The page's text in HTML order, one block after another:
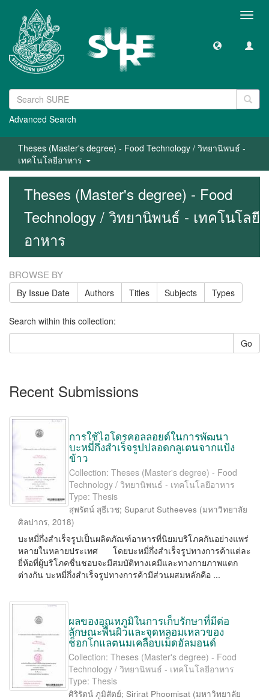
Advanced Search
Theses (Master's degree) - Food Technology / วิทยานิพนธ์ -
เทคโนโลยีอาหาร
Theses (Master's degree) - Food
Technology / วิทยานิพนธ์ - เทคโนโลยี
อาหาร
BROWSE BY
By Issue Date Authors Titles Subjects Types
Search within this collection:
Go
Recent Submissions
การใช้ไฮโดรคอลลอยด์ในการพัฒนา
บะหมี่กึ่งสำเร็จรูปปลอดกลูเตนจากแป้ง
ข้าว
Collection: Theses (Master's degree) - Food
Technology / วิทยานิพนธ์ - เทคโนโลยีอาหาร
Type: Thesis
สุพรัตน์ สุธีเวช; Suparut Sutheeves (มหาวิทยาลัย
ศิลปากร, 2018)
บะหมี่กึ่งสำเร็จรูปเป็นผลิตภัณฑ์อาหารที่นิยมบริโภคกันอย่างแพร่
หลายในหลายประเทศ โดยบะหมี่กึ่งสำเร็จรูปทางการค้าแต่ละ
ยี่ห้อที่ผู้บริโภคชื่นชอบจะมีสมบัติทางเคมีและทางกายภาพแตก
ต่างกัน บะหมี่กึ่งสำเร็จรูปทางการค้ามีส่วนผสมหลักคือ ...
ผลของอุณหภูมิในการเก็บรักษาที่มีต่อ
ลักษณะพื้นผิวและจุดหลอมเหลวของ
ช็อกโกแลตนมเคลือบเม็ดอัลมอนด์
Collection: Theses (Master's degree) - Food
Technology / วิทยานิพนธ์ - เทคโนโลยีอาหาร
Type: Thesis
ศิริรัตน์ ภูมิสัตย์; Sirirat Phoomisat (มหาวิทยาลัย